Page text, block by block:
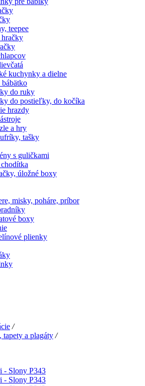
teepee
hračky
kuchynky a dielne
do ruky
do postieľky, do kočíka
hrazdy
a hry
tašky
s guličkami
úložné boxy
misky, poháre, príbor
boxy
plienky
/
tapety a plagáty /